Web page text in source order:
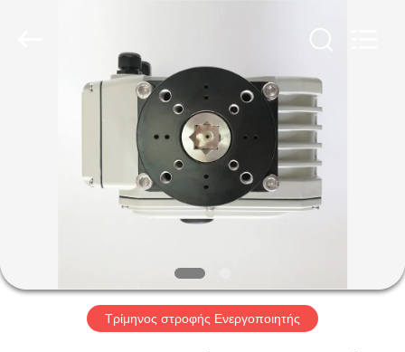
ΠΡΟΪΌΝΤΑ
ΕΜΦΆΝΙΣΗ
ΠΕΡΊΠΟΥ
Τρίμηνος στροφής Ενεργοποιητής